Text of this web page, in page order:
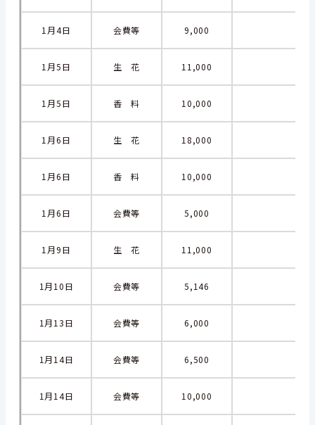
1月4日 会費等 9,000
1月5日 生 花 11,000
1月5日 香 料 10,000
1月6日 生 花 18,000
1月6日 香 料 10,000
1月6日 会費等 5,000
1月9日 生 花 11,000
1月10日 会費等 5,146
1月13日 会費等 6,000
1月14日 会費等 6,500
1月14日 会費等 10,000